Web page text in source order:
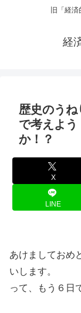
旧「経
経
歴史のうね
で考えよう
か！？
X
LINE
あけましておめ
いします。
って、もう６日